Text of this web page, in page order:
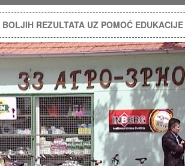
BOLJIH REZULTATA UZ POMOĆ EDUKACIJE